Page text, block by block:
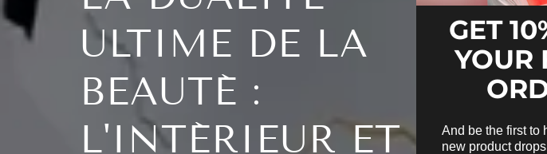
ULTIME DE LA
BEAUTÉ :
L'INTÉRIEUR ET
GET
YOUR
And be the first to
new product